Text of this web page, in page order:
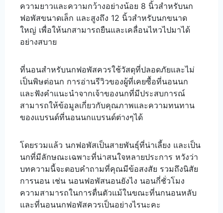
ความยาวและความกว้างอย่างน้อย 8 นิ้วสำหรับนก
ฟอพัสขนาดเล็ก และสูงถึง 12 นิ้วสำหรับนกขนาด
ใหญ่ เพื่อให้นกสามารถยืนและเคลื่อนไหวไปมาได้
อย่างสบาย
ที่นอนสำหรับนกฟอพัสควรใช้วัสดุที่ปลอดภัยและไม่
เป็นพิษต่อนก การอ่านรีวิวของผู้ที่เคยซื้อที่นอนนก
และฟังคำแนะนำจากเจ้าของนกที่มีประสบการณ์
สามารถให้ข้อมูลเกี่ยวกับคุณภาพและความทนทาน
ของแบรนด์ที่นอนนกแบรนด์ต่างๆได้
โดยรวมแล้ว นกฟอพัสเป็นสายพันธุ์ที่น่าเลี้ยง และเป็น
นกที่มีลักษณะเฉพาะที่น่าสนใจหลายประการ หวังว่า
บทความนี้จะตอบคำถามที่คุณมีข้อสงสัย รวมถึงนิสัย
การนอน เช่น นอนฟอพัสนอนยังไง นอนกี่ชั่วโมง
ความสามารถในการตื่นตัวแม้ในขณะที่นกนอนหลับ
และที่นอนนกฟอพัสควรเป็นอย่างไรนะคะ